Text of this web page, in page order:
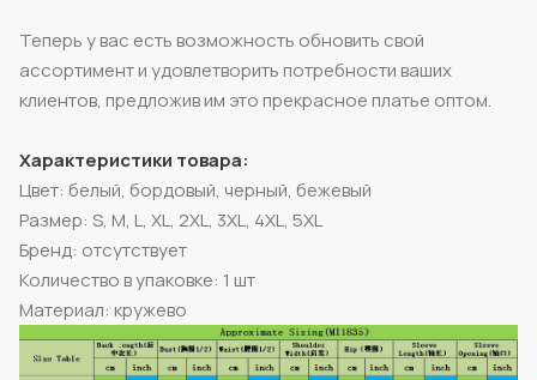
Теперь у вас есть возможность обновить свой
ассортимент и удовлетворить потребности ваших
клиентов, предложив им это прекрасное платье оптом.
Характеристики товара:
Цвет: белый, бордовый, черный, бежевый
Размер: S, M, L, XL, 2XL, 3XL, 4XL, 5XL
Бренд: отсутствует
Количество в упаковке: 1 шт
Материал: кружево